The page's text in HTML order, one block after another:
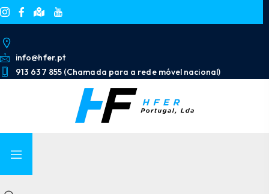
info@hfer.pt
913 637 855 (Chamada para a rede móvel nacional)